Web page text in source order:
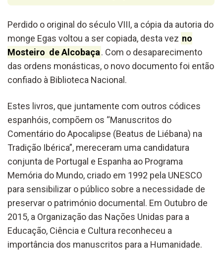
Perdido o original do século VIII, a cópia da autoria do
monge Egas voltou a ser copiada, desta vez no
Mosteiro de Alcobaça. Com o desaparecimento
das ordens monásticas, o novo documento foi então
confiado à Biblioteca Nacional.
Estes livros, que juntamente com outros códices
espanhóis, compõem os “Manuscritos do
Comentário do Apocalipse (Beatus de Liébana) na
Tradição Ibérica”, mereceram uma candidatura
conjunta de Portugal e Espanha ao Programa
Memória do Mundo, criado em 1992 pela UNESCO
para sensibilizar o público sobre a necessidade de
preservar o património documental. Em Outubro de
2015, a Organização das Nações Unidas para a
Educação, Ciência e Cultura reconheceu a
importância dos manuscritos para a Humanidade.